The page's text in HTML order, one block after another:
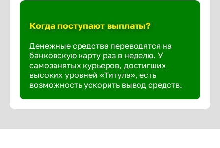
Когда поступают выплаты?
Денежные средства переводятся на
банковскую карту раз в неделю. У
самозанятых курьеров, достигших
высоких уровней «Титула», есть
возможность ускорить вывод средств.